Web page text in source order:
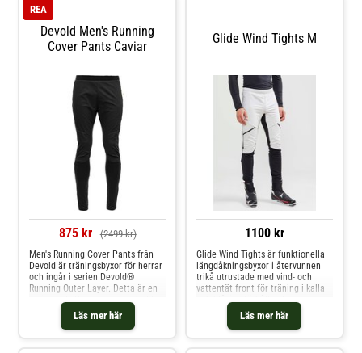
Devold Men's Running
Cover Pants Caviar
REA
875 kr (2499 kr)
Läs mer här
Men's Running Cover Pants från
Devold är träningsbyxor för herrar
och ingår i serien Devold®
Running Outer Layer. Detta är en
serie med ytterplagg som skyddar
dig mot vind och kyla när du är
ute och springer året om. Ficka
med dragkedja Reflekterande
Glide Wind Tights M
1100 kr
Läs mer här
Glide Wind Tights är funktionella
längdåkningsbyxor i återvunnen
trikå utrustade med vind- och
vattentät front för träning i kalla
och blåsiga förhållanden.
Trikåmaterialet ger bra
fukttransport och ventilation
medan ett 2-lagers vind- och